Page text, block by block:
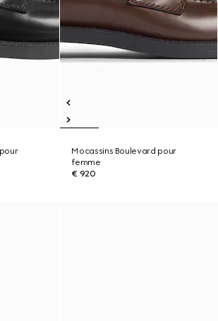
Mocassins Boulevard pour
femme
€ 920